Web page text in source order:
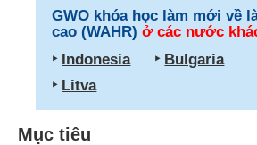
GWO khóa học làm mới về
cao (WAHR)ở các nước
‣ Indonesia ‣ Bulgaria
‣ Litva
Mục tiêu